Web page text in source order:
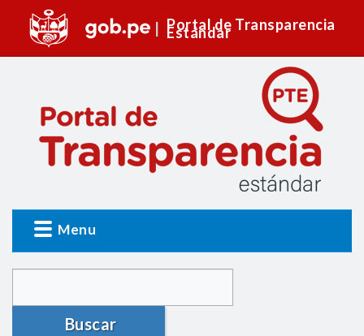
Portal de Transparencia
Estándar
Menu
Buscar